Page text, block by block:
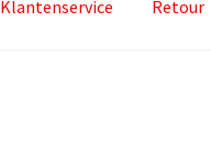
Klantenservice Retour